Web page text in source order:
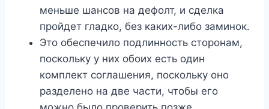
меньше шансов на дефолт, и сделка
пройдет гладко, без каких-либо заминок.
Это обеспечило подлинность сторонам,
поскольку у них обоих есть один
комплект соглашения, поскольку оно
разделено на две части, чтобы его